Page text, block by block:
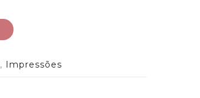
, Impressões